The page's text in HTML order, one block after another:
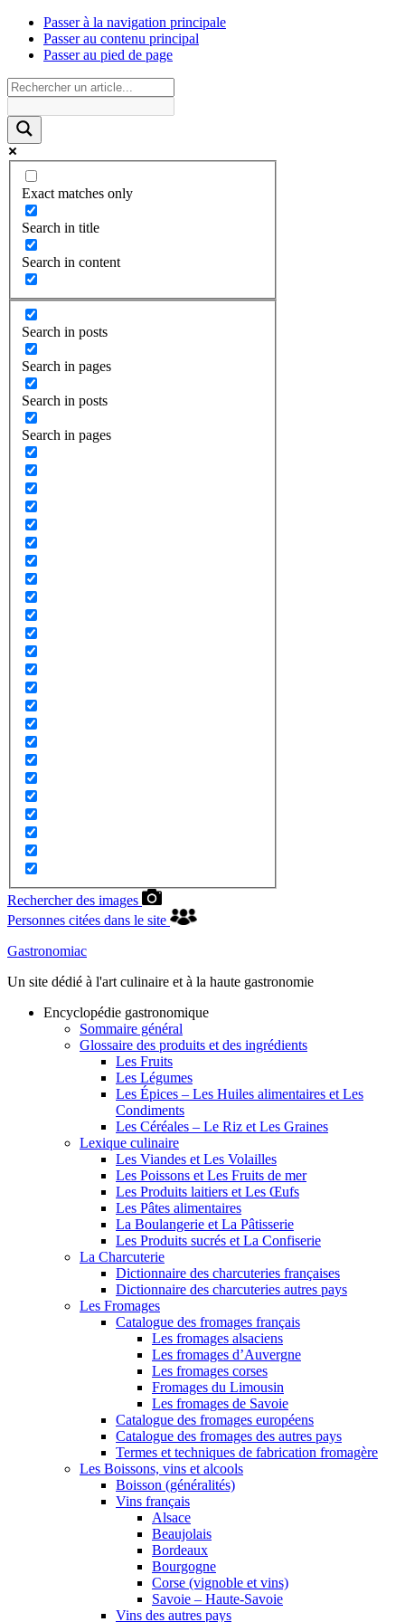
Passer à la navigation principale
Passer au contenu principal
Passer au pied de page
Exact matches only
Search in title
Search in content
Search in posts
Search in pages
Search in posts
Search in pages
Rechercher des images
Personnes citées dans le site
Gastronomiac
Un site dédié à l'art culinaire et à la haute gastronomie
Encyclopédie gastronomique
Sommaire général
Glossaire des produits et des ingrédients
Les Fruits
Les Légumes
Les Épices – Les Huiles alimentaires et Les
Condiments
Les Céréales – Le Riz et Les Graines
Lexique culinaire
Les Viandes et Les Volailles
Les Poissons et Les Fruits de mer
Les Produits laitiers et Les Œufs
Les Pâtes alimentaires
La Boulangerie et La Pâtisserie
Les Produits sucrés et La Confiserie
La Charcuterie
Dictionnaire des charcuteries françaises
Dictionnaire des charcuteries autres pays
Les Fromages
Catalogue des fromages français
Les fromages alsaciens
Les fromages d’Auvergne
Les fromages corses
Fromages du Limousin
Les fromages de Savoie
Catalogue des fromages européens
Catalogue des fromages des autres pays
Termes et techniques de fabrication fromagère
Les Boissons, vins et alcools
Boisson (généralités)
Vins français
Alsace
Beaujolais
Bordeaux
Bourgogne
Corse (vignoble et vins)
Savoie – Haute-Savoie
Vins des autres pays